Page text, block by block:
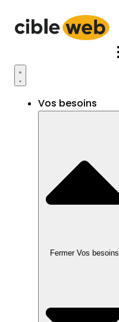
contenu
Vos besoins
Fermer Vos besoins